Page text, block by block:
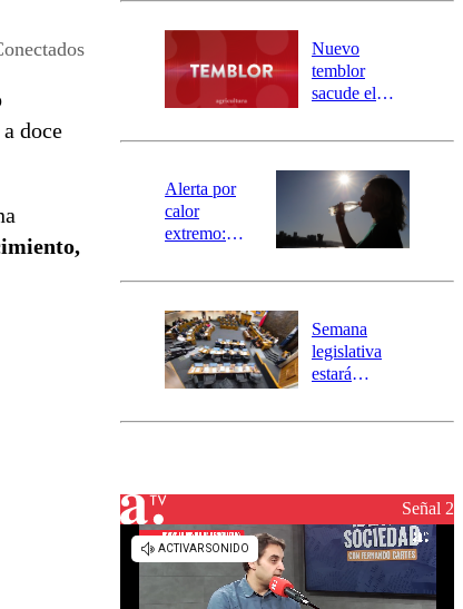
doce
río Damas:
activa
mensajería
SAE
Nuevo
temblor
sacude el
revisa la
epicentro
Alerta por
calor
extremo:
activa Alerta
Preventiva en
tres comunas
Semana
legislativa
estará
el fin de la
reconstrucciónSeñal 2